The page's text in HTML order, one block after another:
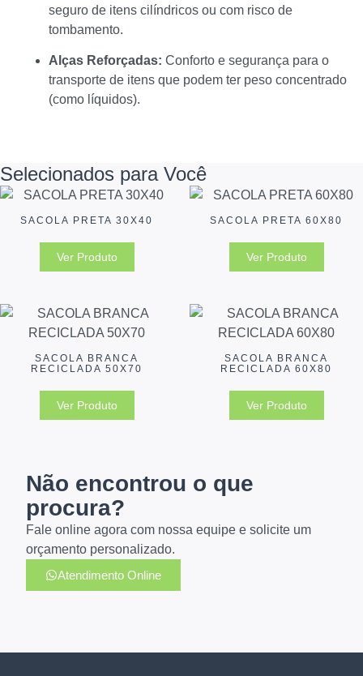
seguro de itens cilíndricos ou com risco de
tombamento.
Alças Reforçadas: Conforto e segurança para o
transporte de itens que podem ter peso concentrado
(como líquidos).
Selecionados para Você
SACOLA PRETA 30X40
Ver Produto
SACOLA PRETA 60X80
Ver Produto
SACOLA BRANCA
RECICLADA 50X70
Ver Produto
SACOLA BRANCA
RECICLADA 60X80
Ver Produto
Não encontrou o que
procura?
Fale online agora com nossa equipe e solicite um
orçamento personalizado.
Atendimento Online